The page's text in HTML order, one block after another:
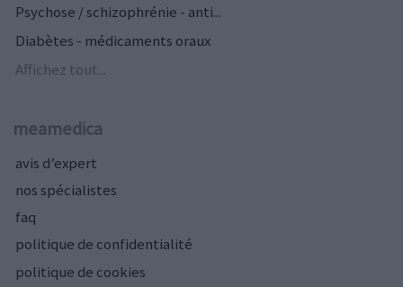
Psychose / schizophrénie - anti...
Diabètes - médicaments oraux
Affichez tout...
meamedica
avis d’expert
nos spécialistes
faq
politique de confidentialité
politique de cookies